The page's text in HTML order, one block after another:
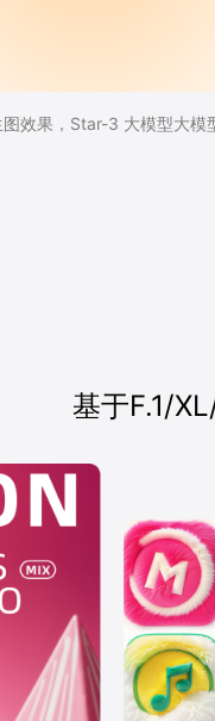
效果，Star-3 大模型大模
基于F.1/